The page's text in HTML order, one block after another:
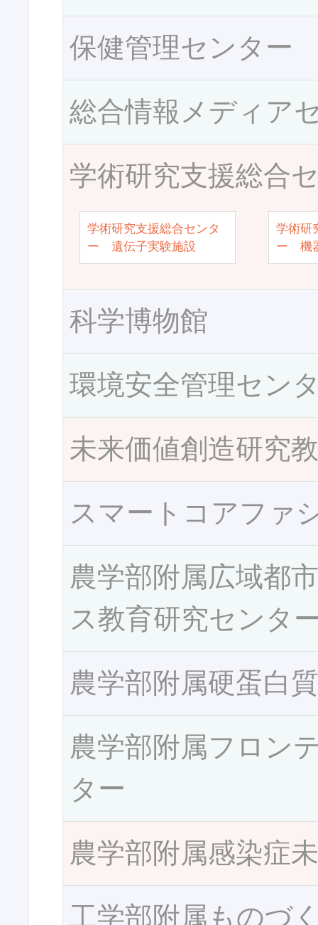
保健管理センター
総合情報メディア
学術研究支援総合
学術研究支援総合センタ
ー 遺伝子実験施設
学術研
ー 機
科学博物館
環境安全管理セン
未来価値創造研究
スマートコアファ
農学部附属広域都
ス教育研究センタ
農学部附属硬蛋白
農学部附属フロン
ター
農学部附属感染症
工学部附属ものづ